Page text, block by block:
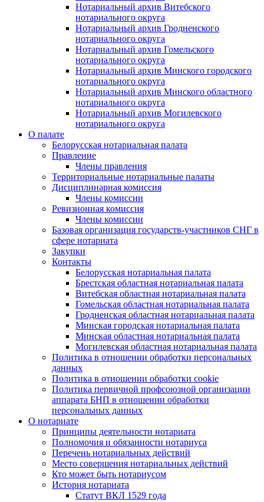
Нотариальный архив Витебского
нотариального округа
Нотариальный архив Гродненского
нотариального округа
Нотариальный архив Гомельского
нотариального округа
Нотариальный архив Минского городского
нотариального округа
Нотариальный архив Минского областного
нотариального округа
Нотариальный архив Могилевского
нотариального округа
О палате
Белорусская нотариальная палата
Правление
Члены правления
Территориальные нотариальные палаты
Дисциплинарная комиссия
Члены комиссии
Ревизионная комиссия
Члены комиссии
Базовая организация государств-участников СНГ в
сфере нотариата
Закупки
Контакты
Белорусская нотариальная палата
Брестская областная нотариальная палата
Витебская областная нотариальная палата
Гомельская областная нотариальная палата
Гродненская областная нотариальная палата
Минская городская нотариальная палата
Минская областная нотариальная палата
Могилевская областная нотариальная палата
Политика в отношении обработки персональных
данных
Политика в отношении обработки cookie
Политика первичной профсоюзной организации
аппарата БНП в отношении обработки
персональных данных
О нотариате
Принципы деятельности нотариата
Полномочия и обязанности нотариуса
Перечень нотариальных действий
Место совершения нотариальных действий
Кто может быть нотариусом
История нотариата
Статут ВКЛ 1529 года